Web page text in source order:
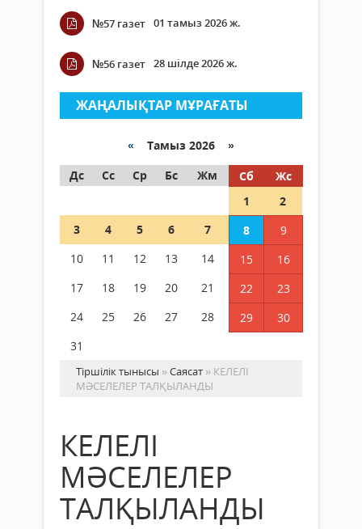
№57 газет 01 тамыз 2026 ж.
№56 газет 28 шілде 2026 ж.
ЖАҢАЛЫҚТАР МҰРАҒАТЫ
« Тамыз 2026 »
Дс
Сс Ср Бс Жм Сб
Жс
1
2
3
4 5 6 7 8
9
10
11 12 13 14 15
16
17
18 19 20 21 22
23
24
25 26 27 28 29
30
31
Тіршілік тынысы »Саясат » КЕЛЕЛІ
МӘСЕЛЕЛЕР ТАЛҚЫЛАНДЫ
КЕЛЕЛІ
МӘСЕЛЕЛЕР
ТАЛҚЫЛАНДЫ